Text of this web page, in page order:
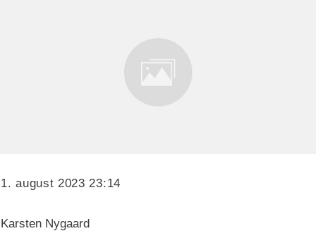
1. august 2023 23:14
Karsten Nygaard